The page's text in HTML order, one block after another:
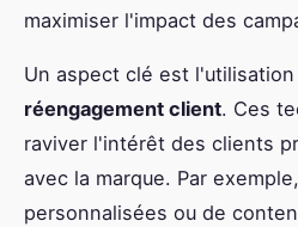
maximiser l'impact des
Un aspect clé est l'utilisation
réengagement client. Ces
raviver l'intérêt des clients
avec la marque. Par
personnalisées ou de